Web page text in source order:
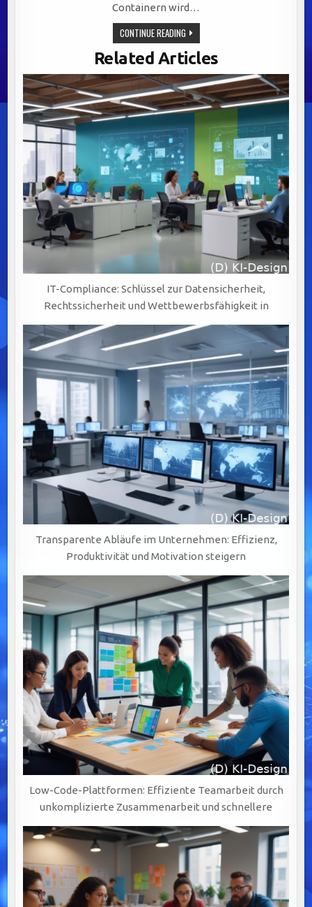
Containern wird…
CONTINUE READINGEFFIZIENTE
DATENANALYSE
DURCH
CONTAINER-
TECHNOLOGIEN:
FLEXIBILITÄT,
PORTABILITÄT
UND
Related Articles
IT-Compliance: Schlüssel zur Datensicherheit,
Rechtssicherheit und Wettbewerbsfähigkeit in
Transparente Abläufe im Unternehmen: Effizienz,
Produktivität und Motivation steigern
Low-Code-Plattformen: Effiziente Teamarbeit durch
unkomplizierte Zusammenarbeit und schnellere